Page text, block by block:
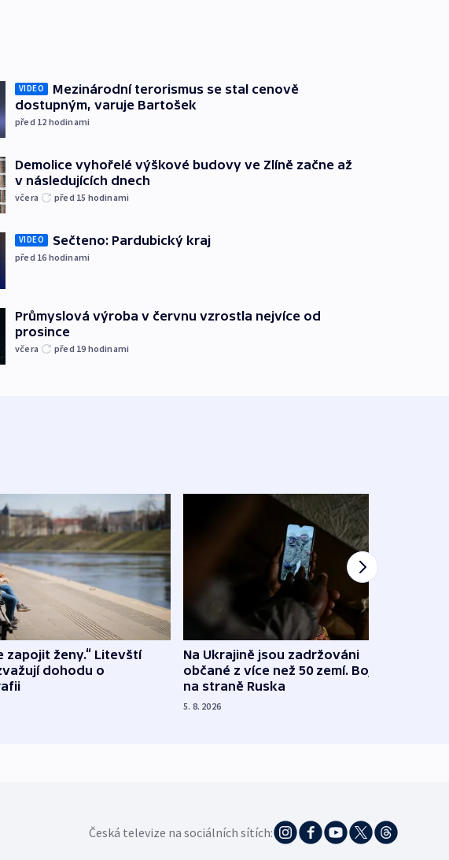
VIDEO
Mezinárodní terorismus se stal cenově
dostupným, varuje Bartošek
před 12 hodinami
Demolice vyhořelé výškové budovy ve Zlíně začne až
v následujících dnech
včera před 15 hodinami
VIDEO Sečteno: Pardubický kraj
před 16 hodinami
Průmyslová výroba v červnu vzrostla nejvíce od
prosince
včera před 19 hodinami
zapojit ženy.“ Litevští
dohodu o
Na Ukrajině jsou zadržováni
občané z více než 50 zemí. Bojovali
na straně Ruska
5. 8. 2026
Česká televize na sociálních sítích: